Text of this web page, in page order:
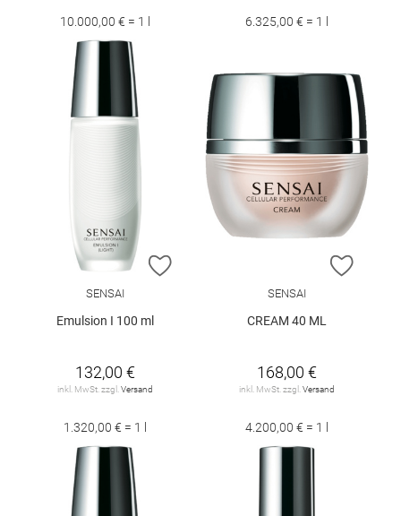
10.000,00 € = 1 l 6.325,00 € = 1 l
ZUR WUNSCHLISTE HINZUFÜGEN
SENSAI
Emulsion I 100 ml
132,00 €
inkl. MwSt. zzgl. Versand
1.320,00 € = 1 l
ZUR
SENSAI
CREAM 40 ML
168,00 €
inkl. MwSt. zzgl. Versand
4.200,00 € = 1 l